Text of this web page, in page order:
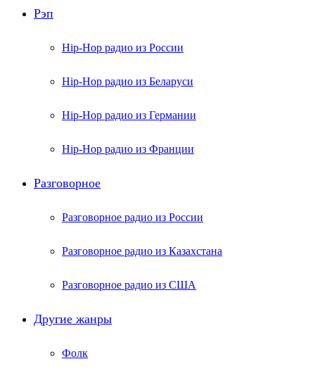
Рэп
Hip-Hop радио из России
Hip-Hop радио из Беларуси
Hip-Hop радио из Германии
Hip-Hop радио из Франции
Разговорное
Разговорное радио из России
Разговорное радио из Казахстана
Разговорное радио из США
Другие жанры
Фолк